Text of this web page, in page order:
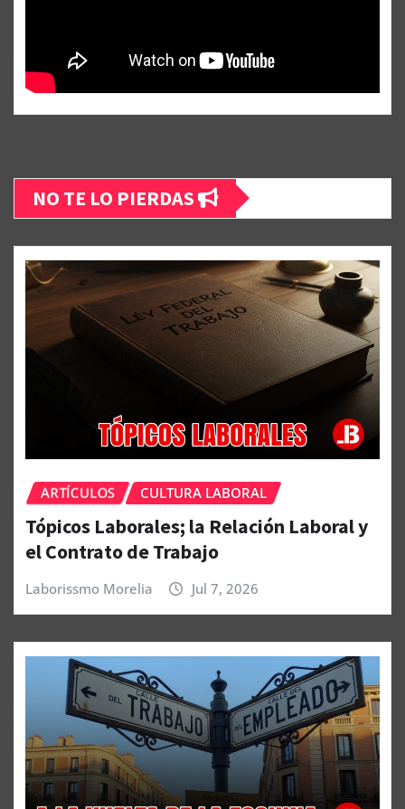
NO TE LO PIERDAS
CULTURA LABORAL
Tópicos Laborales; la Relación Laboral y
Laborissmo Morelia Jul 7, 2026